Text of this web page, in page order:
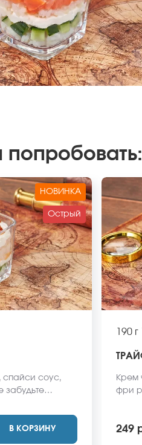
попробовать:
НОВИНКА
Острый
спайси соус,
забудьте
*Внешний
от фото на
В КОРЗИНУ
190 г
Крем
фри
249